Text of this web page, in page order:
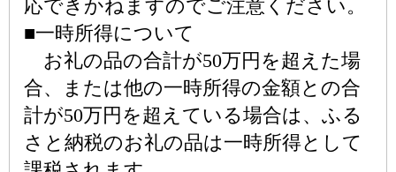
応できかねますのでご注意ください。
■一時所得について
お礼の品の合計が50万円を超えた場
合、または他の一時所得の金額との合
計が50万円を超えている場合は、ふる
さと納税のお礼の品は一時所得として